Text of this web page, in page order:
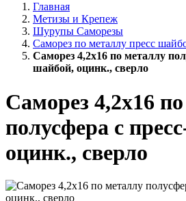
Главная
Метизы и Крепеж
Шурупы Саморезы
Саморез по металлу пресс
Саморез 4,2х16 по металлу
шайбой, оцинк., сверло
Саморез 4,2х16
полусфера с
оцинк., сверло